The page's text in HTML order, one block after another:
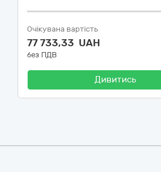
Очікувана вартість
77 733,33 UAH
без ПДВ
Дивитись